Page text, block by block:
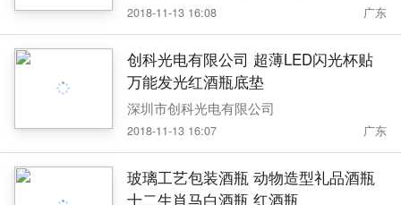
2018-11-13 16:08 广东
创科光电有限公司 超薄LED闪光杯贴
万能发光红酒瓶底垫
深圳市创科光电有限公司
2018-11-13 16:07 广东
玻璃工艺包装酒瓶 动物造型礼品酒瓶
十二生肖马白酒瓶 红酒瓶